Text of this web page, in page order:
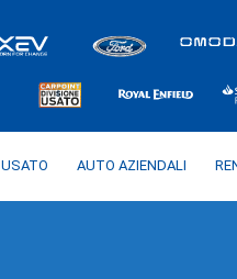
USATO AUTO AZIENDALI